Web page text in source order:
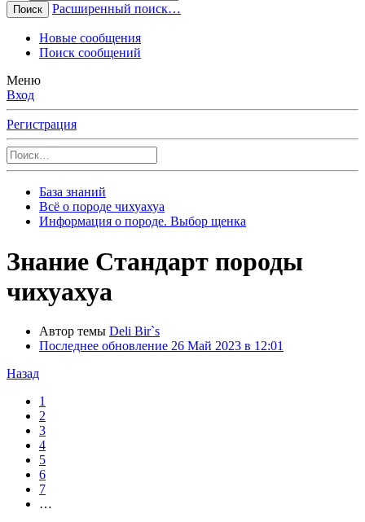
Поиск Расширенный поиск…
Новые сообщения
Поиск сообщений
Меню
Вход
Регистрация
База знаний
Всё о породе чихуахуа
Информация о породе. Выбор щенка
Знание Стандарт породы
чихуахуа
Автор темы Deli Bir`s
Последнее обновление 26 Май 2023 в 12:01
Назад
1
2
3
4
5
6
7
…